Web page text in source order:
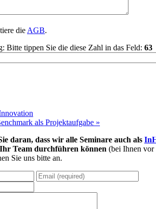
die AGB.
Bitte tippen Sie die diese Zahl in das Feld:63
als Projektaufgabe »
daran, dass wir alle Seminare auch als
Team durchführen können (bei Ihnen vor
Sie uns bitte an.